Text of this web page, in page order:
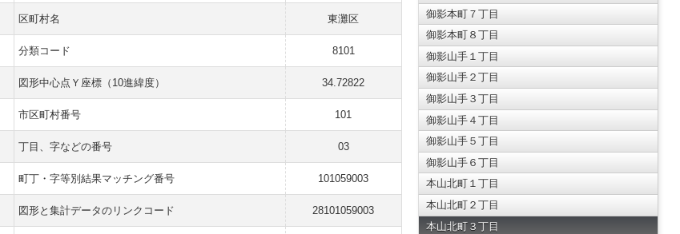
区町村名 東灘区
分類コード 8101
図形中心点Ｙ座標（10進緯度） 34.72822
市区町村番号 101
丁目、字などの番号 03
町丁・字等別結果マッチング番号 101059003
図形と集計データのリンクコード 28101059003
御影本町７丁目
御影本町８丁目
御影山手１丁目
御影山手２丁目
御影山手３丁目
御影山手４丁目
御影山手５丁目
御影山手６丁目
本山北町１丁目
本山北町２丁目
本山北町３丁目